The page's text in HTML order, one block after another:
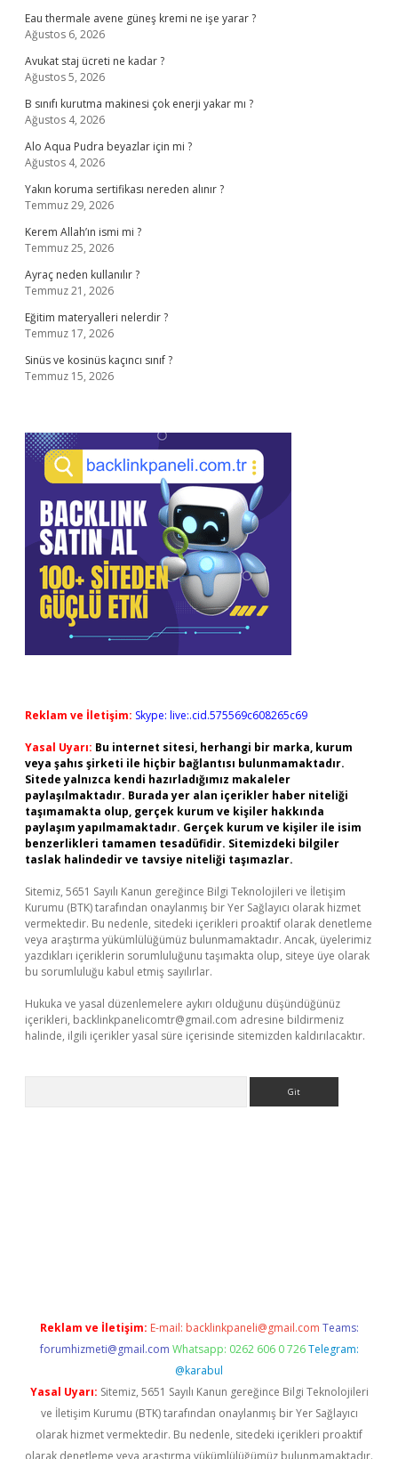
Eau thermale avene güneş kremi ne işe yarar ?
Ağustos 6, 2026
Avukat staj ücreti ne kadar ?
Ağustos 5, 2026
B sınıfı kurutma makinesi çok enerji yakar mı ?
Ağustos 4, 2026
Alo Aqua Pudra beyazlar için mi ?
Ağustos 4, 2026
Yakın koruma sertifikası nereden alınır ?
Temmuz 29, 2026
Kerem Allah’ın ismi mi ?
Temmuz 25, 2026
Ayraç neden kullanılır ?
Temmuz 21, 2026
Eğitim materyalleri nelerdir ?
Temmuz 17, 2026
Sinüs ve kosinüs kaçıncı sınıf ?
Temmuz 15, 2026
Reklam ve İletişim: Skype: live:.cid.575569c608265c69
Yasal Uyarı: Bu internet sitesi, herhangi bir marka, kurum
veya şahıs şirketi ile hiçbir bağlantısı bulunmamaktadır.
Sitede yalnızca kendi hazırladığımız makaleler
paylaşılmaktadır. Burada yer alan içerikler haber niteliği
taşımamakta olup, gerçek kurum ve kişiler hakkında
paylaşım yapılmamaktadır. Gerçek kurum ve kişiler ile isim
benzerlikleri tamamen tesadüfidir. Sitemizdeki bilgiler
taslak halindedir ve tavsiye niteliği taşımazlar.
Sitemiz, 5651 Sayılı Kanun gereğince Bilgi Teknolojileri ve İletişim
Kurumu (BTK) tarafından onaylanmış bir Yer Sağlayıcı olarak hizmet
vermektedir. Bu nedenle, sitedeki içerikleri proaktif olarak denetleme
veya araştırma yükümlülüğümüz bulunmamaktadır. Ancak, üyelerimiz
yazdıkları içeriklerin sorumluluğunu taşımakta olup, siteye üye olarak
bu sorumluluğu kabul etmiş sayılırlar.
Hukuka ve yasal düzenlemelere aykırı olduğunu düşündüğünüz
içerikleri, backlinkpanelicomtr@gmail.com adresine bildirmeniz
halinde, ilgili içerikler yasal süre içerisinde sitemizden kaldırılacaktır.
Reklam ve İletişim: E-mail: backlinkpaneli@gmail.com Teams:
forumhizmeti@gmail.com Whatsapp: 0262 606 0 726 Telegram:
@karabul
Yasal Uyarı: Sitemiz, 5651 Sayılı Kanun gereğince Bilgi Teknolojileri
ve İletişim Kurumu (BTK) tarafından onaylanmış bir Yer Sağlayıcı
olarak hizmet vermektedir. Bu nedenle, sitedeki içerikleri proaktif
olarak denetleme veya araştırma yükümlülüğümüz bulunmamaktadır.